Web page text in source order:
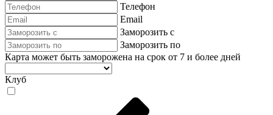
Телефон
Email
Заморозить с
Заморозить по
Карта может быть заморожена на срок от 7 и более дней
Клуб